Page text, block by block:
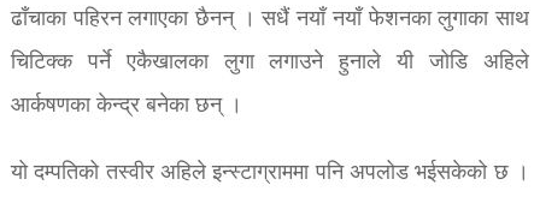
ढाँचाका पहिरन लगाएका छैनन् । सधैं नयाँ नयाँ फेशनका लुगाका साथ
चिटिक्क पर्ने एकैखालका लुगा लगाउने हुनाले यी जोडि अहिले
आर्कषणका केन्द्र बनेका छन् ।
यो दम्पतिको तस्वीर अहिले इन्स्टाग्राममा पनि अपलोड भईसकेको छ ।